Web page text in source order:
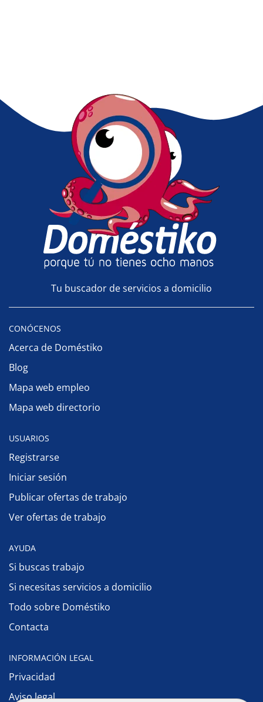
Tu buscador de servicios a domicilio
CONÓCENOS
Acerca de Doméstiko
Blog
Mapa web empleo
Mapa web directorio
USUARIOS
Registrarse
Iniciar sesión
Publicar ofertas de trabajo
Ver ofertas de trabajo
AYUDA
Si buscas trabajo
Si necesitas servicios a domicilio
Todo sobre Doméstiko
Contacta
INFORMACIÓN LEGAL
Privacidad
Aviso legal